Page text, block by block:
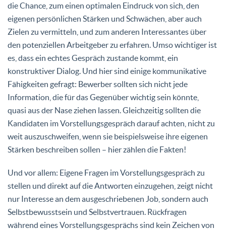
die Chance, zum einen optimalen Eindruck von sich, den
eigenen persönlichen Stärken und Schwächen, aber auch
Zielen zu vermitteln, und zum anderen Interessantes über
den potenziellen Arbeitgeber zu erfahren. Umso wichtiger ist
es, dass ein echtes Gespräch zustande kommt, ein
konstruktiver Dialog. Und hier sind einige kommunikative
Fähigkeiten gefragt: Bewerber sollten sich nicht jede
Information, die für das Gegenüber wichtig sein könnte,
quasi aus der Nase ziehen lassen. Gleichzeitig sollten die
Kandidaten im Vorstellungsgespräch darauf achten, nicht zu
weit auszuschweifen, wenn sie beispielsweise ihre eigenen
Stärken beschreiben sollen – hier zählen die Fakten!
Und vor allem: Eigene Fragen im Vorstellungsgespräch zu
stellen und direkt auf die Antworten einzugehen, zeigt nicht
nur Interesse an dem ausgeschriebenen Job, sondern auch
Selbstbewusstsein und Selbstvertrauen. Rückfragen
während eines Vorstellungsgesprächs sind kein Zeichen von